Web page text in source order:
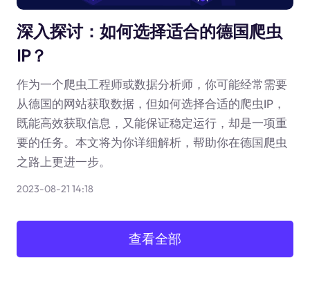
深入探讨：如何选择适合的德国爬虫
IP？
作为一个爬虫工程师或数据分析师，你可能经常需要
从德国的网站获取数据，但如何选择合适的爬虫IP，
既能高效获取信息，又能保证稳定运行，却是一项重
要的任务。本文将为你详细解析，帮助你在德国爬虫
之路上更进一步。
2023-08-21 14:18
查看全部